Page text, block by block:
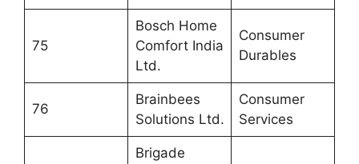
75
Bosch Home
Comfort India
Ltd.
Consumer
Durables
76
Brainbees
Solutions Ltd.
Consumer
Services
Brigade